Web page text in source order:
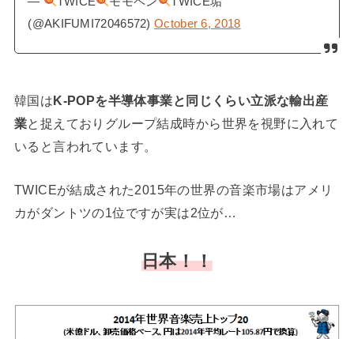
(@AKIFUMI72046572)October 6, 2018
韓国はK-POPを半導体事業と同じくらい立派な輸出産
業と捉えておりグループ結成時から世界を視野に入れて
いると言われています。
TWICEが結成された2015年の世界の音楽市場はアメリ
カがダントツの1位ですが実は2位が…
日本！！